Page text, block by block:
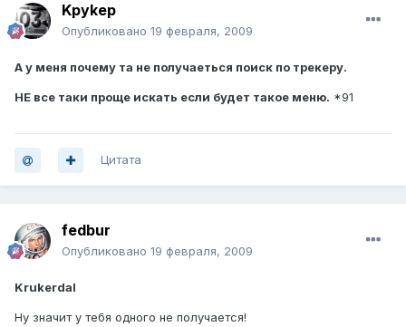
Kpykep
Опубликовано 19 февраля, 2009
А у меня почему та не получаеться поиск по трекеру.
НЕ все таки проще искать если будет такое меню. *91
Цитата
fedbur
Опубликовано 19 февраля, 2009
Krukerdal
Ну значит у тебя одного не получается!